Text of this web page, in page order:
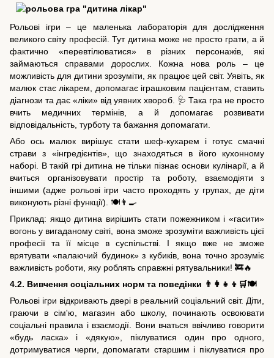
Рольові ігри – це маленька лабораторія для дослідження
великого світу професій. Тут дитина може не просто грати, а й
фактично «перевтілюватися» в різних персонажів, які
займаються справами дорослих. Кожна нова роль – це
можливість для дитини зрозуміти, як працює цей світ. Уявіть, як
малюк стає лікарем, допомагає іграшковим пацієнтам, ставить
діагнози та дає «ліки» від уявних хвороб. 🩺 Така гра не просто
вчить медичних термінів, а й допомагає розвивати
відповідальність, турботу та бажання допомагати.
Або ось малюк вирішує стати шеф-кухарем і готує смачні
страви з «інгредієнтів», що знаходяться в його кухонному
наборі. В такій грі дитина не тільки пізнає основи кулінарії, а й
вчиться організовувати простір та роботу, взаємодіяти з
іншими (адже рольові ігри часто проходять у групах, де діти
виконують різні функції). 🍽️👨‍🍳
Приклад: якщо дитина вирішить стати пожежником і «гасити»
вогонь у вигаданому світі, вона зможе зрозуміти важливість цієї
професії та її місце в суспільстві. І якщо вже не зможе
врятувати «палаючий будинок» з кубиків, вона точно зрозуміє
важливість роботи, яку роблять справжні рятувальники! 🚒🔥
4.2. Вивчення соціальних норм та поведінки 👨‍👩‍👧‍👦🛒🍽
Рольові ігри відкривають двері в реальний соціальний світ. Діти,
граючи в сім'ю, магазин або школу, починають освоювати
соціальні правила і взаємодії. Вони вчаться ввічливо говорити
«будь ласка» і «дякую», піклуватися один про одного,
дотримуватися черги, допомагати старшим і піклуватися про